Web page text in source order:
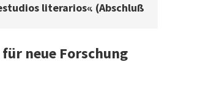
literarios«. (Abschluß
neue Forschung